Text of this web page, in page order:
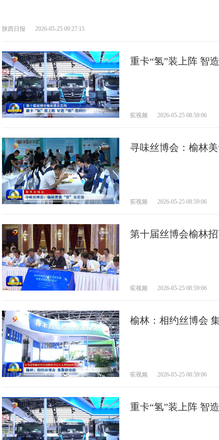
陕西日报 2026-05-25 09:27:15
重卡“氢”装上阵 智
驼视频 2026-05-25 08:59:06
寻味丝博会：榆林
驼视频 2026-05-25 08:59:06
第十届丝博会榆林
驼视频 2026-05-25 08:59:06
榆林：相约丝博会
驼视频 2026-05-25 08:59:06
重卡“氢”装上阵 智